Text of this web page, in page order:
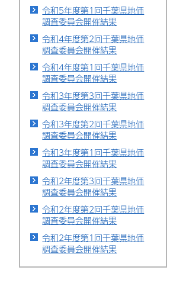
令和5年度第1回千葉県地価
調査委員会開催結果
令和4年度第2回千葉県地価
調査委員会開催結果
令和4年度第1回千葉県地価
調査委員会開催結果
令和3年度第3回千葉県地価
調査委員会開催結果
令和3年度第2回千葉県地価
調査委員会開催結果
令和3年度第1回千葉県地価
調査委員会開催結果
令和2年度第3回千葉県地価
調査委員会開催結果
令和2年度第2回千葉県地価
調査委員会開催結果
令和2年度第1回千葉県地価
調査委員会開催結果